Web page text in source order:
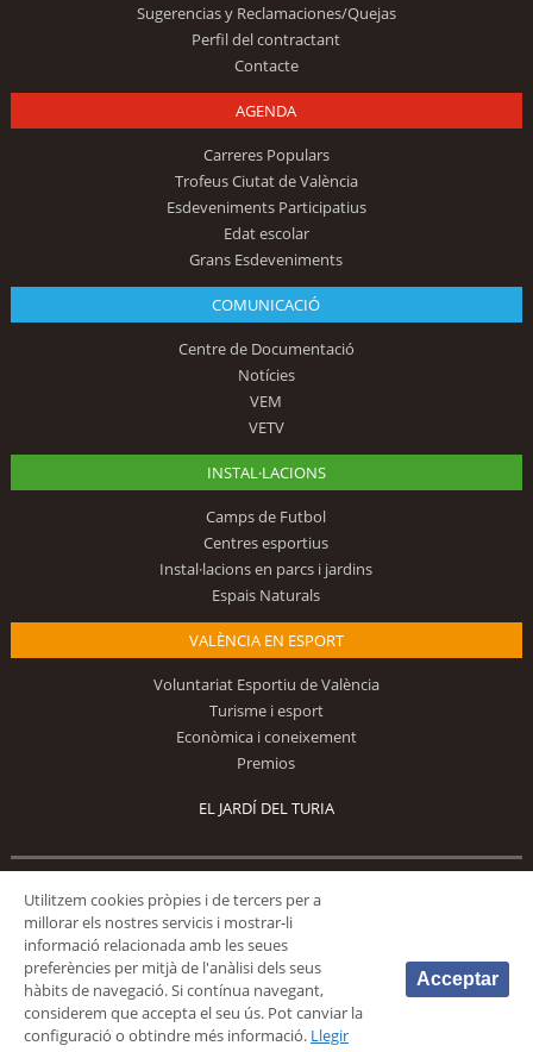
Sugerencias y Reclamaciones/Quejas
Perfil del contractant
Contacte
AGENDA
Carreres Populars
Trofeus Ciutat de València
Esdeveniments Participatius
Edat escolar
Grans Esdeveniments
COMUNICACIÓ
Centre de Documentació
Notícies
VEM
VETV
INSTAL·LACIONS
Camps de Futbol
Centres esportius
Instal·lacions en parcs i jardins
Espais Naturals
VALÈNCIA EN ESPORT
Voluntariat Esportiu de València
Turisme i esport
Econòmica i coneixement
Premios
EL JARDÍ DEL TURIA
© 2026 Fundación Deportiva Municipal Valencia |AVÍS LEGAL
Utilitzem cookies pròpies i de tercers per a
millorar els nostres servicis i mostrar-li
informació relacionada amb les seues
preferències per mitjà de l'anàlisi dels seus
hàbits de navegació. Si contínua navegant,
considerem que accepta el seu ús. Pot canviar la
configuració o obtindre més informació. Llegir
Acceptar